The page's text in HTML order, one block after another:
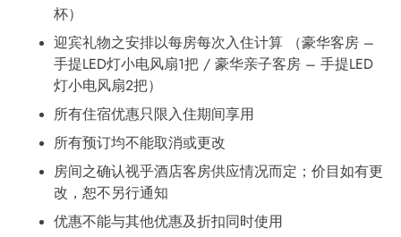
杯）
迎宾礼物之安排以每房每次入住计算 （豪华客房 –
手提LED灯小电风扇1把 / 豪华亲子客房 – 手提LED
灯小电风扇2把）
所有住宿优惠只限入住期间享用
所有预订均不能取消或更改
房间之确认视乎酒店客房供应情况而定；价目如有更
改，恕不另行通知
优惠不能与其他优惠及折扣同时使用